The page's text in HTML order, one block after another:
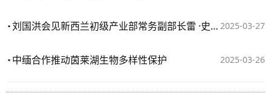
2025-03-27
​刘国洪会见新西兰初级产业部常务副部长雷 ·史密斯
2025-03-26
中缅合作推动茵莱湖生物多样性保护